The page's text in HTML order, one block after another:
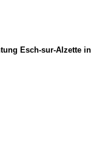
Esch-sur-Alzette in